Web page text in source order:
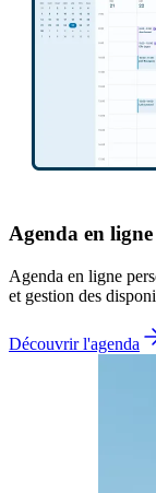
Agenda en ligne
Agenda en ligne
et gestion des
Découvrir l'agenda